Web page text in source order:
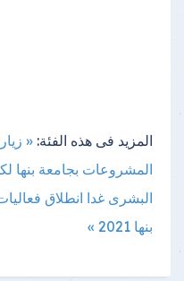
المزيد فى هذه الفئة: «
المشروعات بجامعة بنها
البشرى غدا انطلاق
بنها 2021 »